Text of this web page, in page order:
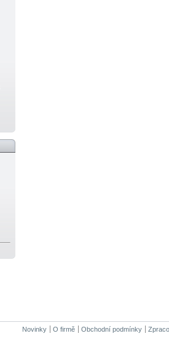
Novinky O firmě Obchodní podmínky